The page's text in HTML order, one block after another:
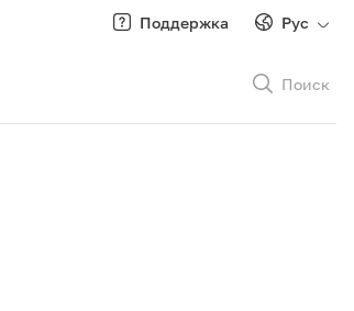
Поддержка Рус
Поиск